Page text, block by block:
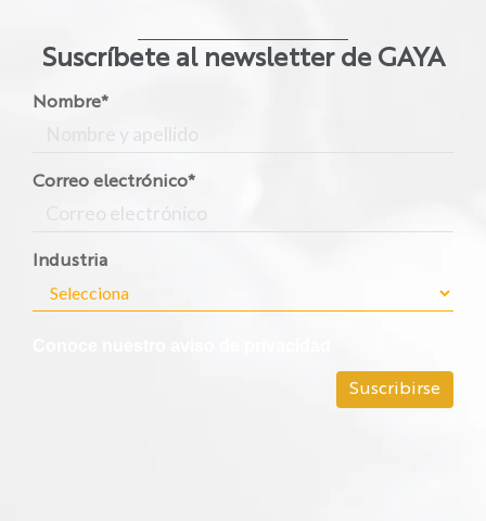
Suscríbete al newsletter de GAYA
Nombre*
Correo electrónico*
Industria